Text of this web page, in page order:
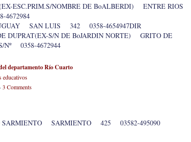
ESC.PRIM.S/NOMBRE DE BoALBERDI) ENTRE RIOS
SAN LUIS 342 0358-4654947DIR
DUPRAT(EX-S/N DE BoJARDIN NORTE) GRITO DE
Nº 0358-4672944
departamento Río Cuarto
educativos
3 Comments
SARMIENTO SARMIENTO 425 03582-495090